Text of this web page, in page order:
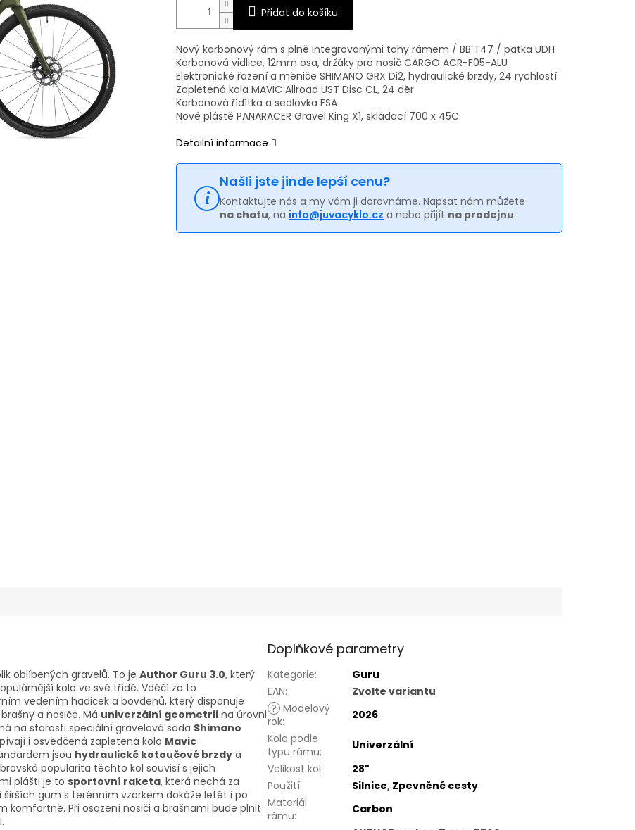
Přidat do košíku
Nový karbonový rám s plně integrovanými tahy rámem / BB T47 / patka UDH
Karbonová vidlice, 12mm osa, držáky pro nosič CARGO ACR-F05-ALU
Elektronické řazení a měniče SHIMANO GRX Di2, hydraulické brzdy, 24 rychlostí
Zapletená kola MAVIC Allroad UST Disc CL, 24 děr
Karbonová řídítka a sedlovka FSA
Nové pláště PANARACER Gravel King X1, skládací 700 x 45C
Detailní informace
Našli jste jinde lepší cenu?
Kontaktujte nás a my vám ji dorovnáme. Napsat nám můžete
na chatu, na info@juvacyklo.cz a nebo přijít na prodejnu.
oblíbených gravelů. To je Author Guru 3.0, který
kola ve své třídě. Vděčí za to
vedením hadiček a bovdenů, který disponuje
a nosiče. Má univerzální geometrii na úrovni
na starosti speciální gravelová sada Shimano
i osvědčená zapletená kola Mavic
jsou hydraulické kotoučové brzdy a
popularita těchto kol souvisí s jejich
plášti je to sportovní raketa, která nechá za
širších gum s terénním vzorkem dokáže letět i po
Při osazení nosiči a brašnami bude plnit
Doplňkové parametry
Kategorie:
Guru
EAN:
Zvolte variantu
? Modelový
rok:
2026
Kolo podle
typu rámu:
Univerzální
Velikost kol:
28"
Použití: Silnice, Zpevněné cesty
Materiál
rámu: Carbon